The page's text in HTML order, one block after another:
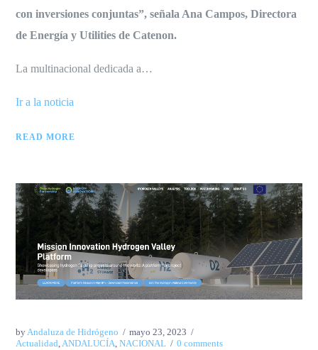
con inversiones conjuntas”, señala Ana Campos, Directora
de Energía y Utilities de Catenon.
La multinacional dedicada a…
Ir a la noticia
READ MORE
byAndaluza de Hidrógeno
mayo 23, 2023
Actualidad,ANDALUCÍA,NACIONAL 0 comments